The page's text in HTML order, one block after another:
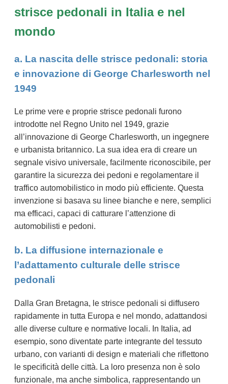
strisce pedonali in Italia e nel
mondo
a. La nascita delle strisce pedonali: storia
e innovazione di George Charlesworth nel
1949
Le prime vere e proprie strisce pedonali furono
introdotte nel Regno Unito nel 1949, grazie
all’innovazione di George Charlesworth, un ingegnere
e urbanista britannico. La sua idea era di creare un
segnale visivo universale, facilmente riconoscibile, per
garantire la sicurezza dei pedoni e regolamentare il
traffico automobilistico in modo più efficiente. Questa
invenzione si basava su linee bianche e nere, semplici
ma efficaci, capaci di catturare l’attenzione di
automobilisti e pedoni.
b. La diffusione internazionale e
l’adattamento culturale delle strisce
pedonali
Dalla Gran Bretagna, le strisce pedonali si diffusero
rapidamente in tutta Europa e nel mondo, adattandosi
alle diverse culture e normative locali. In Italia, ad
esempio, sono diventate parte integrante del tessuto
urbano, con varianti di design e materiali che riflettono
le specificità delle città. La loro presenza non è solo
funzionale, ma anche simbolica, rappresentando un